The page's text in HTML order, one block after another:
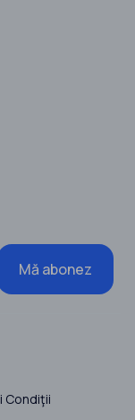
Mă abonez
Condiţii